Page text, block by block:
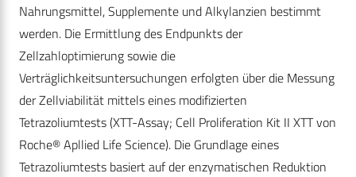
Nahrungsmittel, Supplemente und Alkylanzien bestimmt
werden. Die Ermittlung des Endpunkts der
Zellzahloptimierung sowie die
Verträglichkeitsuntersuchungen erfolgten über die Messung
der Zellviabilität mittels eines modifizierten
Tetrazoliumtests (XTT-Assay; Cell Proliferation Kit II XTT von
Roche® Apllied Life Science). Die Grundlage eines
Tetrazoliumtests basiert auf der enzymatischen Reduktion